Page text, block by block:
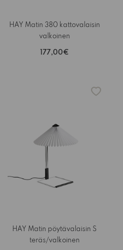
HAY Matin 380 kattovalaisin
valkoinen
177,00€
HAY Matin pöytävalaisin S
teräs/valkoinen